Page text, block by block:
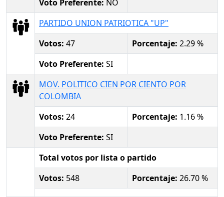
Voto Preferente: NO
PARTIDO UNION PATRIOTICA "UP"
Votos: 47 Porcentaje: 2.29 %
Voto Preferente: SI
MOV. POLITICO CIEN POR CIENTO POR
COLOMBIA
Votos: 24 Porcentaje: 1.16 %
Voto Preferente: SI
Total votos por lista o partido
Votos: 548 Porcentaje: 26.70 %